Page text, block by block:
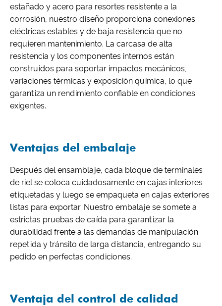
estañado y acero para resortes resistente a la
corrosión, nuestro diseño proporciona conexiones
eléctricas estables y de baja resistencia que no
requieren mantenimiento. La carcasa de alta
resistencia y los componentes internos están
construidos para soportar impactos mecánicos,
variaciones térmicas y exposición química, lo que
garantiza un rendimiento confiable en condiciones
exigentes.
Ventajas del embalaje
Después del ensamblaje, cada bloque de terminales
de riel se coloca cuidadosamente en cajas interiores
etiquetadas y luego se empaqueta en cajas exteriores
listas para exportar. Nuestro embalaje se somete a
estrictas pruebas de caída para garantizar la
durabilidad frente a las demandas de manipulación
repetida y tránsito de larga distancia, entregando su
pedido en perfectas condiciones.
Ventaja del control de calidad